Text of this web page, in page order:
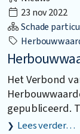
23 nov 2022
Schade
Het Verbond
gepubliceerd.
Lees verder…